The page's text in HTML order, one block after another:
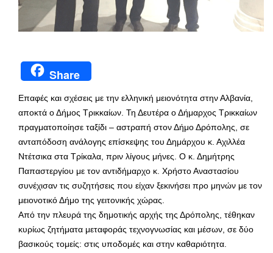
Share
Επαφές και σχέσεις με την ελληνική μειονότητα στην Αλβανία,
αποκτά ο Δήμος Τρικκαίων. Τη Δευτέρα ο Δήμαρχος Τρικκαίων
πραγματοποίησε ταξίδι – αστραπή στον Δήμο Δρόπολης, σε
ανταπόδοση ανάλογης επίσκεψης του Δημάρχου κ. Αχιλλέα
Ντέτσικα στα Τρίκαλα, πριν λίγους μήνες. Ο κ. Δημήτρης
Παπαστεργίου με τον αντιδήμαρχο κ. Χρήστο Αναστασίου
συνέχισαν τις συζητήσεις που είχαν ξεκινήσει προ μηνών με τον
μειονοτικό Δήμο της γειτονικής χώρας.
Από την πλευρά της δημοτικής αρχής της Δρόπολης, τέθηκαν
κυρίως ζητήματα μεταφοράς τεχνογνωσίας και μέσων, σε δύο
βασικούς τομείς: στις υποδομές και στην καθαριότητα.